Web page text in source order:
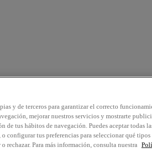
y de terceros para garantizar el correcto
mejorar nuestros servicios y mostrarte
de tus hábitos de navegación. Puedes aceptar todas
configurar tus preferencias para seleccionar qué tipos
rechazar. Para más información, consulta nuestra